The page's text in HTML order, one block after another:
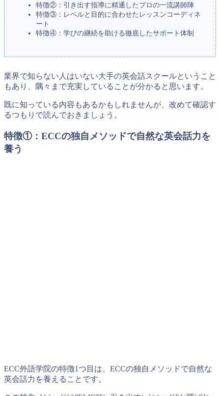
特徴②：引き出す指導に精通したプロの一流講師陣
特徴③：レベルと目的に合わせたレッスンコーディネ
ート
特徴④：学びの継続を助ける徹底したサポート体制
業界で知らない人はいない大手の英会話スクールということ
もあり、隅々まで充実していることが分かると思います。
既に知っている内容もあるかもしれませんが、改めて確認す
るつもりで読んでおきましょう。
特徴①：ECCの独自メソッドで自然な英会話力を
養う
ECC外語学院の特徴1つ目は、ECCの独自メソッドで自然な
英会話力を養えることです。